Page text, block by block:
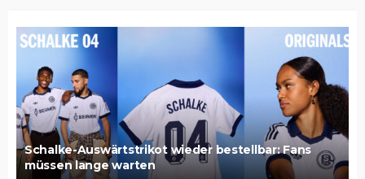
Schalke-Auswärtstrikot wieder bestellbar: Fans
müssen lange warten